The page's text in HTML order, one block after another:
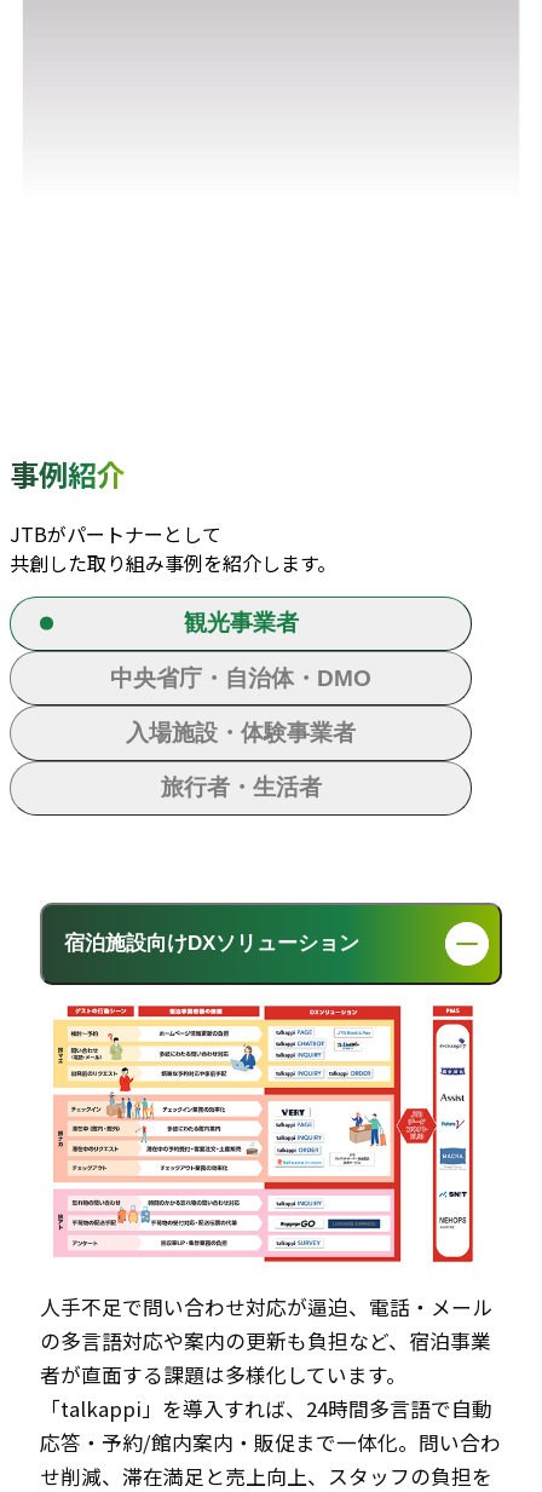
事例紹介
JTBがパートナーとして
共創した取り組み事例を紹介します。
観光事業者
中央省庁・自治体・DMO
入場施設・体験事業者
旅行者・生活者
宿泊施設向けDXソリューション
人手不足で問い合わせ対応が逼迫、電話・メール
の多言語対応や案内の更新も負担など、宿泊事業
者が直面する課題は多様化しています。
「talkappi」を導入すれば、24時間多言語で自動
応答・予約/館内案内・販促まで一体化。問い合わ
せ削減、滞在満足と売上向上、スタッフの負担を